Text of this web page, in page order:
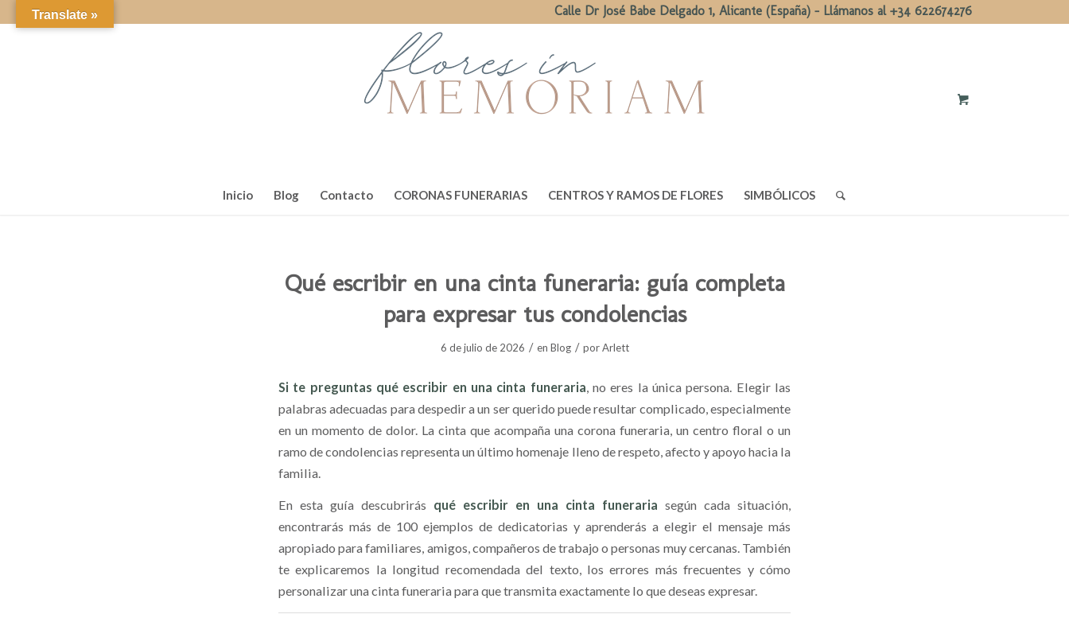
Calle Dr José Babe Delgado 1, Alicante (España) - Llámanos al +34 622674276
Inicio Blog Contacto CORONAS FUNERARIAS CENTROS Y RAMOS DE FLORES SIMBÓLICOS
Qué escribir en una cinta funeraria: guía completa
para expresar tus condolencias
6 de julio de 2026 / en Blog / porArlett
Si te preguntas qué escribir en una cinta funeraria , no eres la única persona. Elegir las
palabras adecuadas para despedir a un ser querido puede resultar complicado, especialmente
en un momento de dolor. La cinta que acompaña una corona funeraria, un centro floral o un
ramo de condolencias representa un último homenaje lleno de respeto, afecto y apoyo hacia la
familia.
En esta guía descubrirás qué escribir en una cinta funeraria según cada situación,
encontrarás más de 100 ejemplos de dedicatorias y aprenderás a elegir el mensaje más
apropiado para familiares, amigos, compañeros de trabajo o personas muy cercanas. También
te explicaremos la longitud recomendada del texto, los errores más frecuentes y cómo
personalizar una cinta funeraria para que transmita exactamente lo que deseas expresar.
Translate »